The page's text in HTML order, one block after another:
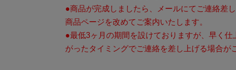
●商品が完成しましたら、メールにてご連絡差
商品ページを改めてご案内いたします。
●最低3ヶ月の期間を設けておりますが、早く
がったタイミングでご連絡を差し上げる場合が